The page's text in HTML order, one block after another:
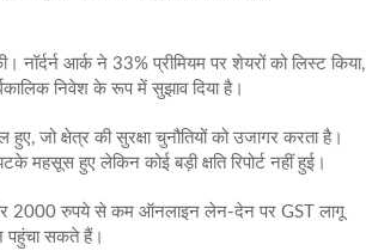
आर्क ने 33% प्रीमियम पर शेयरों को लिस्ट किया,
निवेश के रूप में सुझाव दिया है।
जो क्षेत्र की सुरक्षा चुनौतियों को उजागर करता है।
महसूस हुए लेकिन कोई बड़ी क्षति रिपोर्ट नहीं हुई।
और 2000 रुपये से कम ऑनलाइन लेन‑देन पर GST लागू
पहुंचा सकते हैं।